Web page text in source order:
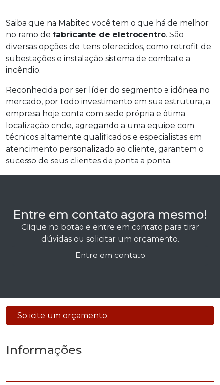
Saiba que na Mabitec você tem o que há de melhor
no ramo de fabricante de eletrocentro. São
diversas opções de itens oferecidos, como retrofit de
subestações e instalação sistema de combate a
incêndio.
Reconhecida por ser líder do segmento e idônea no
mercado, por todo investimento em sua estrutura, a
empresa hoje conta com sede própria e ótima
localização onde, agregando a uma equipe com
técnicos altamente qualificados e especialistas em
atendimento personalizado ao cliente, garantem o
sucesso de seus clientes de ponta a ponta.
Entre em contato agora mesmo!
Clique no botão e entre em contato para tirar
dúvidas ou solicitar um orçamento.
Entre em contato
Solicite um orçamento
Informações